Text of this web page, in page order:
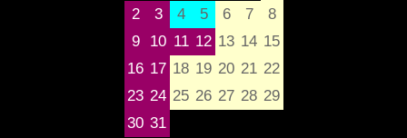
2
3 4 5 6 7
8
9
10 11 12 13 14 15
16 17 18 19 20 21 22
23 24 25 26 27 28 29
30 31